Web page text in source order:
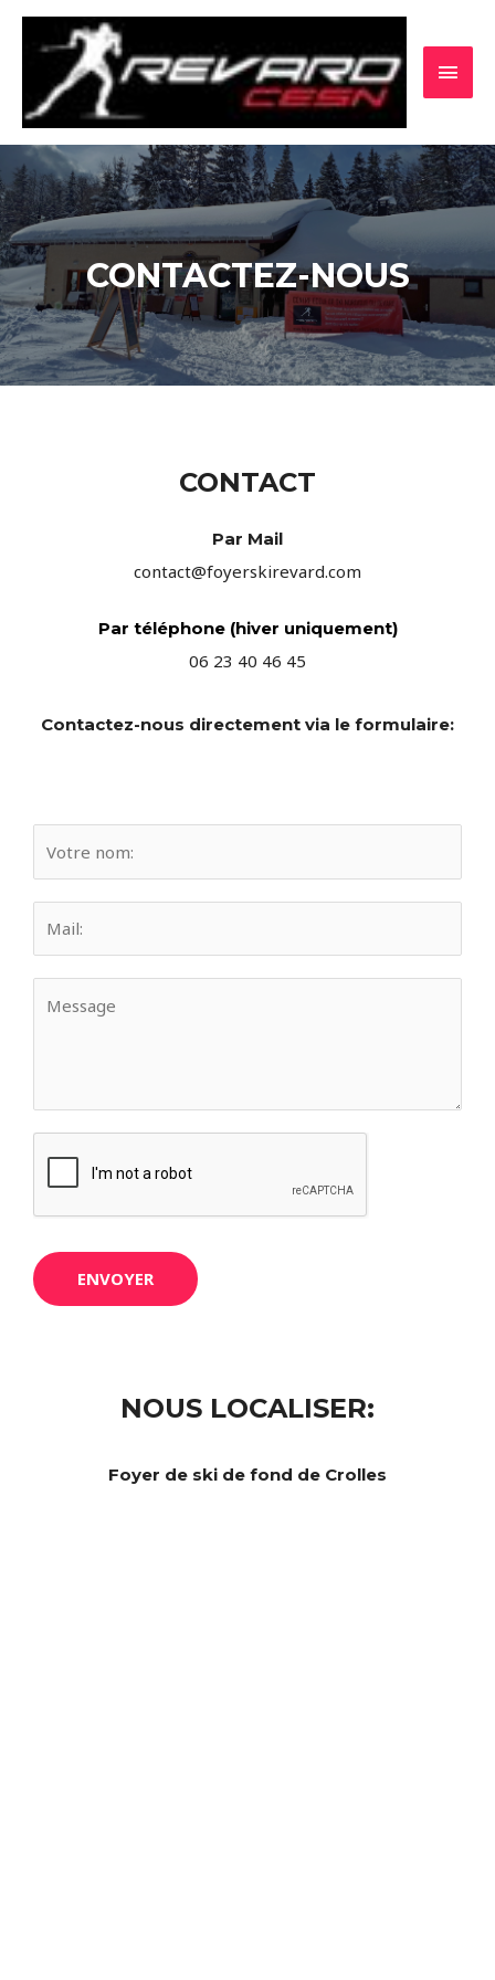
CONTACTEZ-NOUS
CONTACT
Par Mail
contact@foyerskirevard.com
Par téléphone (hiver uniquement)
06 23 40 46 45
Contactez-nous directement via le formulaire:
ENVOYER
NOUS LOCALISER:
Foyer de ski de fond de Crolles